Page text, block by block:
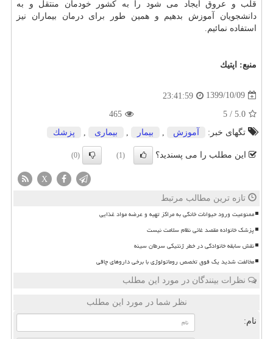
قلب و عروق ایجاد می شود را به کشور خودمان منتقل و به
دانشجویان آموزش بدهیم و همین طور برای درمان بیماران نیز
استفاده نمائیم.
منبع: اپتیك
1399/10/09
23:41:59
5.0
/
5
465
تگهای خبر:
آموزش بیمار بیماری پزشك
این مطلب را می پسندید؟ (1)
(0)
X
تازه ترین مطالب مرتبط
ممنوعیت ورود حیوانات خانگی به مراکز تهیه و عرضه مواد غذایی
پزشک خانواده مقصد غائی نظام سلامت نیست
نقش سابقه خانوادگی در خطر ژنتیکی سرطان سینه
مخالفت شدید یک فوق تخصص روماتولوژی با برخی داروهای چاقی
نظرات بینندگان در مورد این مطلب
نظر شما در مورد این مطلب
نام: